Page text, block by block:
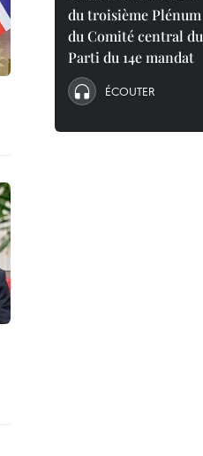
du troisième Plénum
du Comité central du
Parti du 14e mandat
ÉCOUTER